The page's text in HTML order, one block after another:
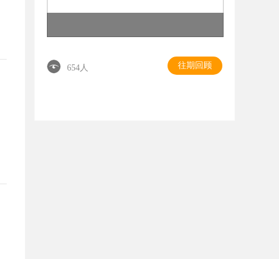
654人 往期回顾